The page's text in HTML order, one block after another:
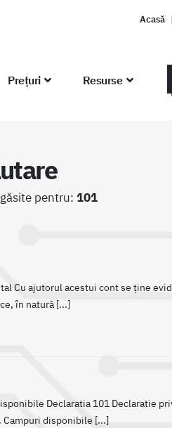
Acasă
Prețuri Resurse
pentru: 101
Cu ajutorul acestui cont se ține
în natură [...]
Declaratia 101 Declaratie
disponibile [...]